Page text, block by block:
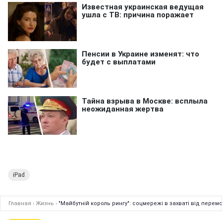
iPad
Главная › Жизнь › "Майбутній король рингу": соцмережі в захваті від